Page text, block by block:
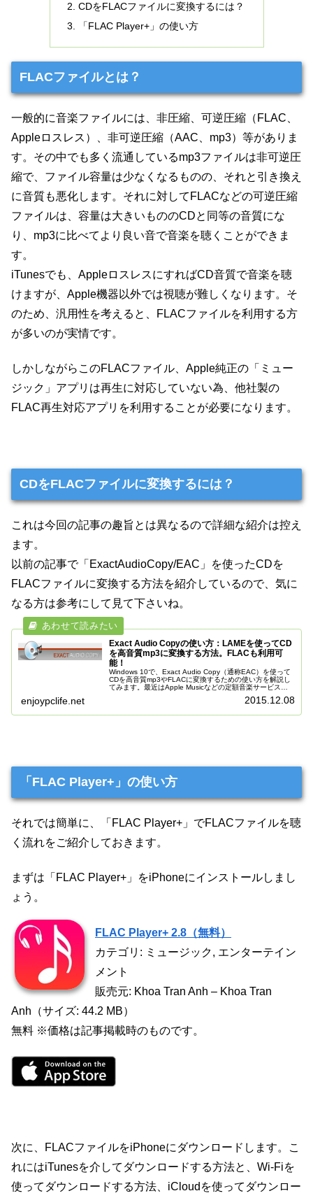
CDをFLACファイルに変換するには？
「FLAC Player+」の使い方
FLACファイルとは？
一般的に音楽ファイルには、非圧縮、可逆圧縮（FLAC、
Appleロスレス）、非可逆圧縮（AAC、mp3）等がありま
す。その中でも多く流通しているmp3ファイルは非可逆圧
縮で、ファイル容量は少なくなるものの、それと引き換え
に音質も悪化します。それに対してFLACなどの可逆圧縮
ファイルは、容量は大きいもののCDと同等の音質にな
り、mp3に比べてより良い音で音楽を聴くことができま
す。
iTunesでも、AppleロスレスにすればCD音質で音楽を聴
けますが、Apple機器以外では視聴が難しくなります。そ
のため、汎用性を考えると、FLACファイルを利用する方
が多いのが実情です。
しかしながらこのFLACファイル、Apple純正の「ミュー
ジック」アプリは再生に対応していない為、他社製の
FLAC再生対応アプリを利用することが必要になります。
CDをFLACファイルに変換するには？
これは今回の記事の趣旨とは異なるので詳細な紹介は控え
ます。
以前の記事で「ExactAudioCopy/EAC」を使ったCDを
FLACファイルに変換する方法を紹介しているので、気に
なる方は参考にして見て下さいね。
Exact Audio Copyの使い方：LAMEを使ってCD
を高音質mp3に変換する方法。FLACも利用可
能！
Windows 10で、Exact Audio Copy（通称EAC）を使って
CDを高音質mp3やFLACに変換するための使い方を解説し
てみます。最近はApple Musicなどの定額音楽サービスの
enjoypclife.net 2015.12.08
「FLAC Player+」の使い方
それでは簡単に、「FLAC Player+」でFLACファイルを聴
く流れをご紹介しておきます。
まずは「FLAC Player+」をiPhoneにインストールしまし
ょう。
FLAC Player+ 2.8（無料）
カテゴリ: ミュージック, エンターテイン
メント
販売元: Khoa Tran Anh – Khoa Tran
Anh（サイズ: 44.2 MB）
無料 ※価格は記事掲載時のものです。
次に、FLACファイルをiPhoneにダウンロードします。こ
れにはiTunesを介してダウンロードする方法と、Wi-Fiを
使ってダウンロードする方法、iCloudを使ってダウンロー